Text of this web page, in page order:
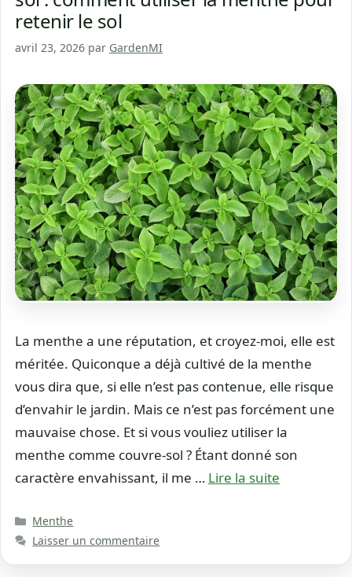
retenir le sol
avril 23, 2026 par GardenMI
La menthe a une réputation, et croyez-moi, elle est
méritée. Quiconque a déjà cultivé de la menthe
vous dira que, si elle n’est pas contenue, elle risque
d’envahir le jardin. Mais ce n’est pas forcément une
mauvaise chose. Et si vous vouliez utiliser la
menthe comme couvre-sol ? Étant donné son
caractère envahissant, il me … Lire la suite
Catégories
Menthe
Laisser un commentaire